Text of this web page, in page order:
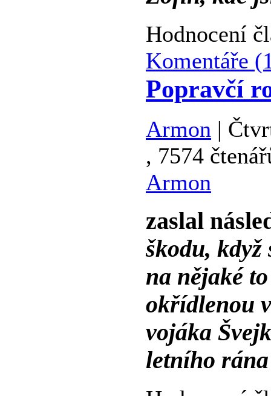
Hodnocení
Komentáře
Popravčí
Armon |
, 7574
Armon
zaslal
škodu, když
na nějaké
okřídlenou
vojáka
letního